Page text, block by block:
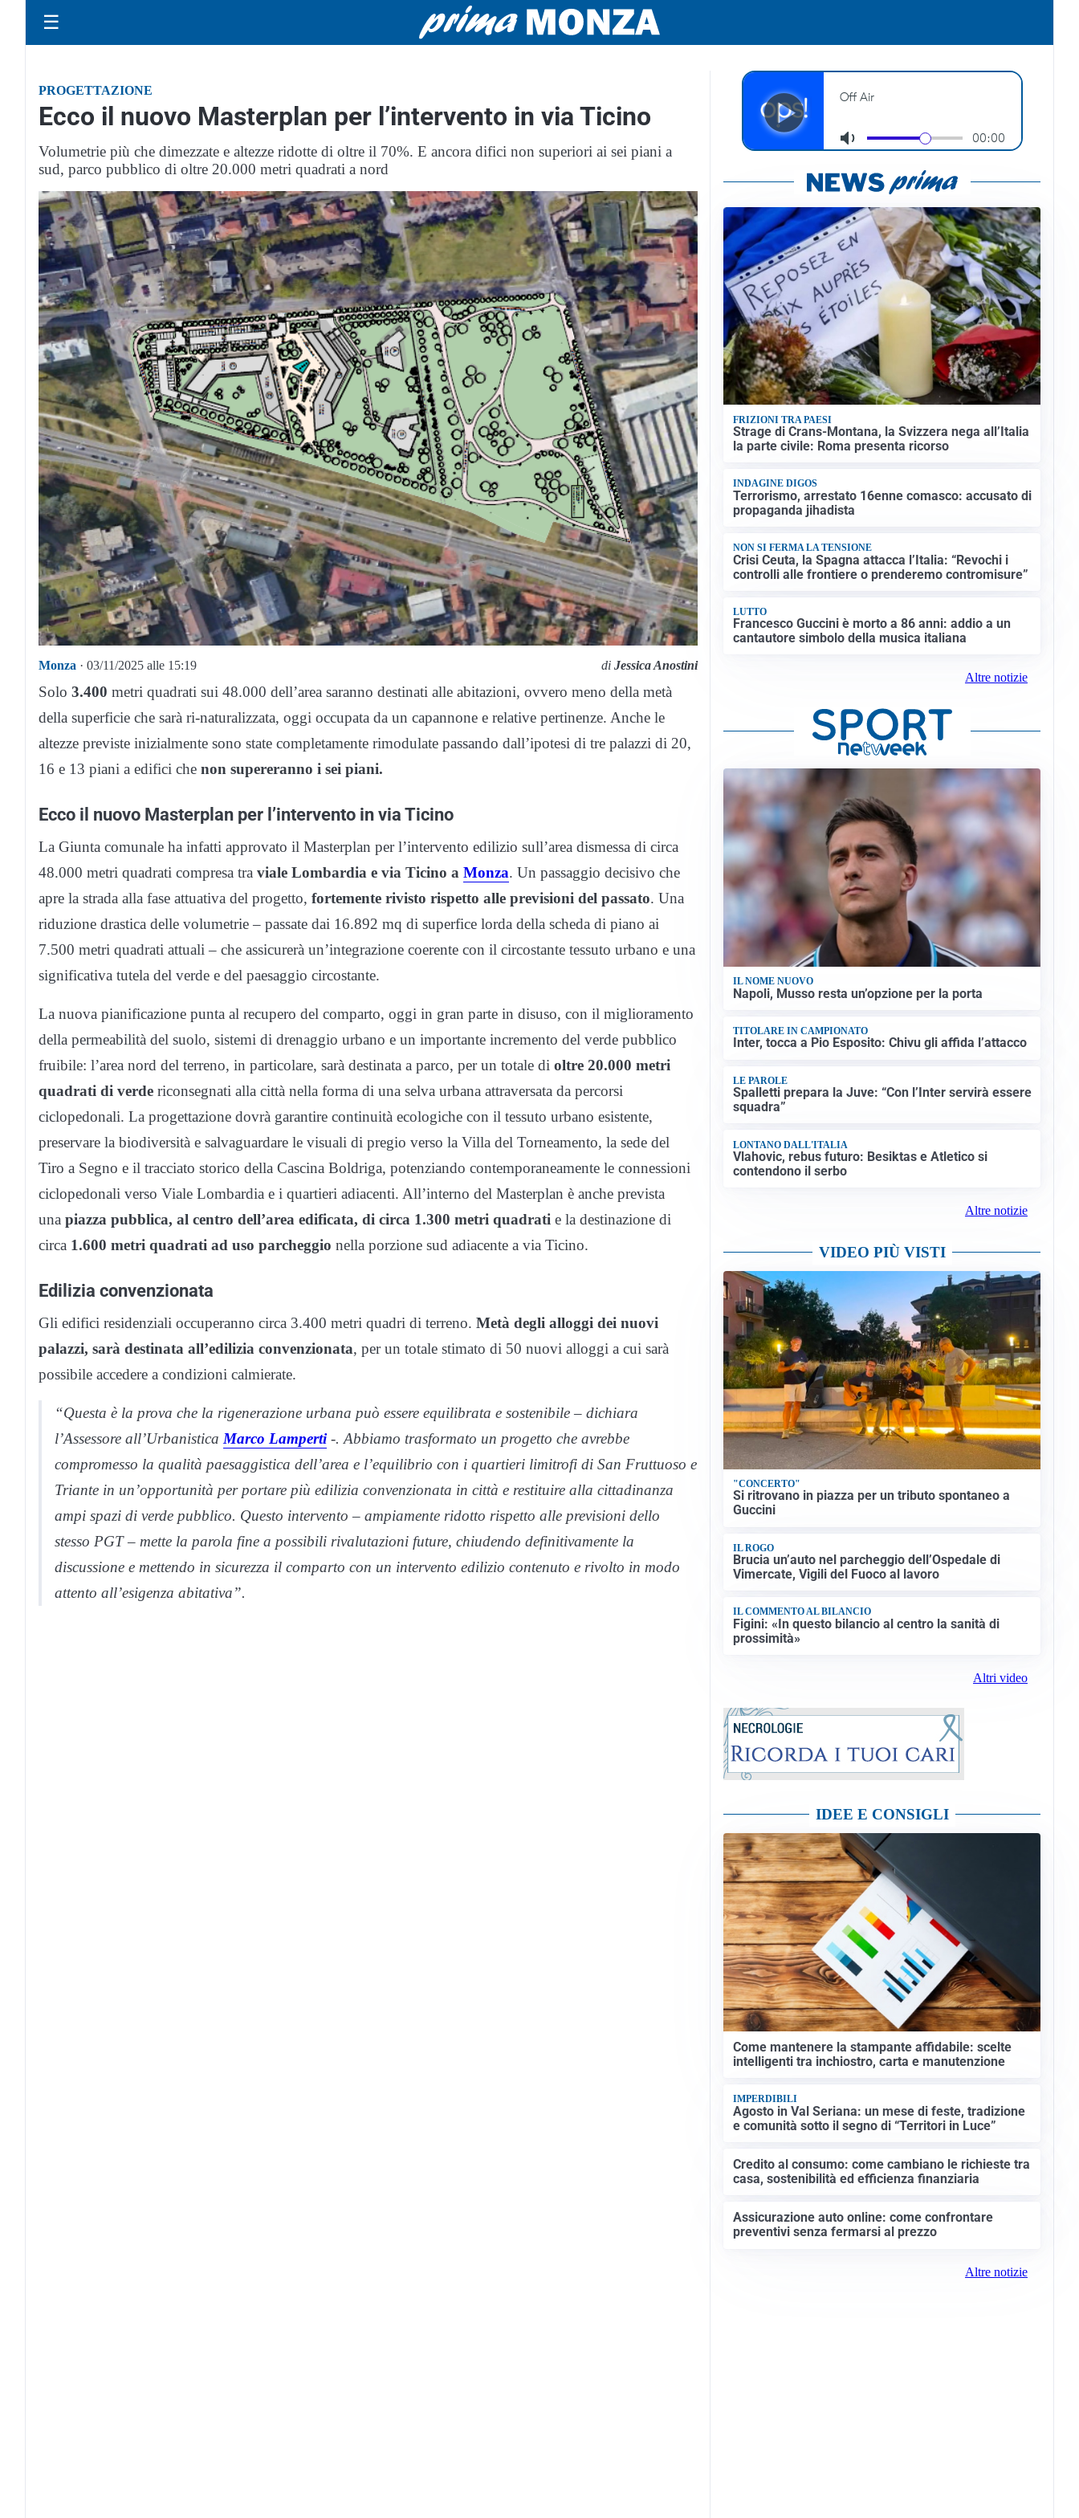
☰
PROGETTAZIONE
Ecco il nuovo Masterplan per l’intervento in via Ticino
Volumetrie più che dimezzate e altezze ridotte di oltre il 70%. E ancora difici non superiori ai sei piani a
sud, parco pubblico di oltre 20.000 metri quadrati a nord
Monza · 03/11/2025 alle 15:19 diJessica Anostini
Solo 3.400 metri quadrati sui 48.000 dell’area saranno destinati alle abitazioni, ovvero meno della metà
della superficie che sarà ri-naturalizzata, oggi occupata da un capannone e relative pertinenze. Anche le
altezze previste inizialmente sono state completamente rimodulate passando dall’ipotesi di tre palazzi di 20,
16 e 13 piani a edifici che non supereranno i sei piani.
Ecco il nuovo Masterplan per l’intervento in via Ticino
La Giunta comunale ha infatti approvato il Masterplan per l’intervento edilizio sull’area dismessa di circa
48.000 metri quadrati compresa tra viale Lombardia e via Ticino a Monza. Un passaggio decisivo che
apre la strada alla fase attuativa del progetto, fortemente rivisto rispetto alle previsioni del passato. Una
riduzione drastica delle volumetrie – passate dai 16.892 mq di superfice lorda della scheda di piano ai
7.500 metri quadrati attuali – che assicurerà un’integrazione coerente con il circostante tessuto urbano e una
significativa tutela del verde e del paesaggio circostante.
La nuova pianificazione punta al recupero del comparto, oggi in gran parte in disuso, con il miglioramento
della permeabilità del suolo, sistemi di drenaggio urbano e un importante incremento del verde pubblico
fruibile: l’area nord del terreno, in particolare, sarà destinata a parco, per un totale di oltre 20.000 metri
quadrati di verde riconsegnati alla città nella forma di una selva urbana attraversata da percorsi
ciclopedonali. La progettazione dovrà garantire continuità ecologiche con il tessuto urbano esistente,
preservare la biodiversità e salvaguardare le visuali di pregio verso la Villa del Torneamento, la sede del
Tiro a Segno e il tracciato storico della Cascina Boldriga, potenziando contemporaneamente le connessioni
ciclopedonali verso Viale Lombardia e i quartieri adiacenti. All’interno del Masterplan è anche prevista
una piazza pubblica, al centro dell’area edificata, di circa 1.300 metri quadrati e la destinazione di
circa 1.600 metri quadrati ad uso parcheggio nella porzione sud adiacente a via Ticino.
Edilizia convenzionata
Gli edifici residenziali occuperanno circa 3.400 metri quadri di terreno. Metà degli alloggi dei nuovi
palazzi, sarà destinata all’edilizia convenzionata, per un totale stimato di 50 nuovi alloggi a cui sarà
possibile accedere a condizioni calmierate.
“Questa è la prova che la rigenerazione urbana può essere equilibrata e sostenibile – dichiara
l’Assessore all’Urbanistica Marco Lamperti -. Abbiamo trasformato un progetto che avrebbe
compromesso la qualità paesaggistica dell’area e l’equilibrio con i quartieri limitrofi di San Fruttuoso e
Triante in un’opportunità per portare più edilizia convenzionata in città e restituire alla cittadinanza
ampi spazi di verde pubblico. Questo intervento – ampiamente ridotto rispetto alle previsioni dello
stesso PGT – mette la parola fine a possibili rivalutazioni future, chiudendo definitivamente la
discussione e mettendo in sicurezza il comparto con un intervento edilizio contenuto e rivolto in modo
attento all’esigenza abitativa”.
FRIZIONI TRA PAESI
Strage di Crans-Montana, la Svizzera nega all’Italia
la parte civile: Roma presenta ricorso
INDAGINE DIGOS
Terrorismo, arrestato 16enne comasco: accusato di
propaganda jihadista
NON SI FERMA LA TENSIONE
Crisi Ceuta, la Spagna attacca l’Italia: “Revochi i
controlli alle frontiere o prenderemo contromisure”
LUTTO
Francesco Guccini è morto a 86 anni: addio a un
cantautore simbolo della musica italiana
Altre notizie
IL NOME NUOVO
Napoli, Musso resta un’opzione per la porta
TITOLARE IN CAMPIONATO
Inter, tocca a Pio Esposito: Chivu gli affida l’attacco
LE PAROLE
Spalletti prepara la Juve: “Con l’Inter servirà essere
squadra”
LONTANO DALL'ITALIA
Vlahovic, rebus futuro: Besiktas e Atletico si
contendono il serbo
Altre notizie
VIDEO PIÙ VISTI
"CONCERTO"
Si ritrovano in piazza per un tributo spontaneo a
Guccini
IL ROGO
Brucia un’auto nel parcheggio dell’Ospedale di
Vimercate, Vigili del Fuoco al lavoro
IL COMMENTO AL BILANCIO
Figini: «In questo bilancio al centro la sanità di
prossimità»
Altri video
IDEE E CONSIGLI
Come mantenere la stampante affidabile: scelte
intelligenti tra inchiostro, carta e manutenzione
IMPERDIBILI
Agosto in Val Seriana: un mese di feste, tradizione
e comunità sotto il segno di “Territori in Luce”
Credito al consumo: come cambiano le richieste tra
casa, sostenibilità ed efficienza finanziaria
Assicurazione auto online: come confrontare
preventivi senza fermarsi al prezzo
Altre notizie